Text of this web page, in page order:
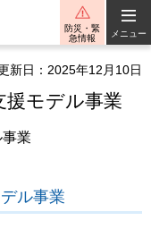
防災・緊
急情報
メニュー
新日：2025年12月10日
援モデル事業
業
ル事業